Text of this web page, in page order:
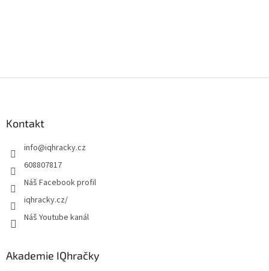
Kontakt
info@iqhracky.cz
608807817
Náš Facebook profil
iqhracky.cz/
Náš Youtube kanál
Akademie IQhračky